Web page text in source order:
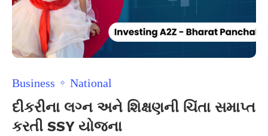
Business National
દીકરીના લગ્ન અને શિક્ષણની ચિંતા સમાપ્ત
કરતી SSY યોજના